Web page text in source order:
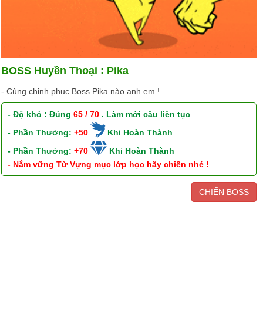
BOSS Huyền Thoại : Pika
- Cùng chinh phục Boss Pika nào anh em !
- Độ khó : Đúng65 / 70 . Làm mới câu liên tục
- Phần Thưởng:+50
Khi Hoàn Thành
- Phần Thưởng:+70
Khi Hoàn Thành
- Nắm vững Từ Vựng mục lớp học hãy chiến nhé !
CHIẾN BOSS